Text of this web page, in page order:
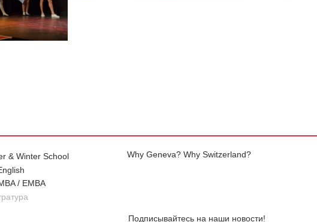
& Winter School
/ EMBA
Why Geneva? Why Switzerland?
Подписывайтесь на наши новости!